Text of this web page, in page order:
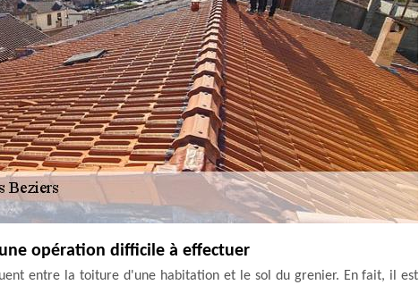
opération difficile à effectuer
entre la toiture d'une habitation et le sol du grenier. En fait, il est